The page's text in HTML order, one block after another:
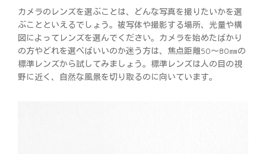
カメラのレンズを選ぶことは、どんな写真を撮りたいかを選
ぶことといえるでしょう。被写体や撮影する場所、光量や構
図によってレンズを選んでください。カメラを始めたばかり
の方やどれを選べばいいのか迷う方は、焦点距離50～80㎜の
標準レンズから試してみましょう。標準レンズは人の目の視
野に近く、自然な風景を切り取るのに向いています。